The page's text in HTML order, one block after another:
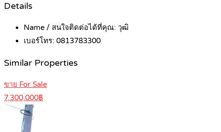
Details
Name / สนใจติดต่อได้ที่คุณ: วุฒิ
เบอร์โทร: 0813783300
Similar Properties
ขาย For Sale
7,300,000฿